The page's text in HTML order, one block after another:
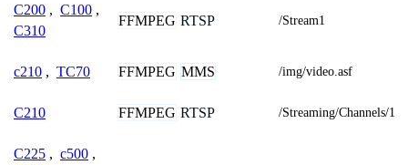
C200 , C100 ,
C310
FFMPEG RTSP /Stream1
c210 , TC70 FFMPEG MMS /img/video.asf
C210 FFMPEG RTSP /Streaming/Channels/1
C225 , c500 ,